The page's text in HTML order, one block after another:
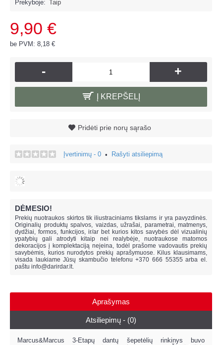
Prekyboje: Taip
9,90 €
be PVM: 8,18 €
- +
Į KREPŠELĮ
Pridėti prie norų sąrašo
Įvertinimų - 0 • Rašyti atsiliepimą
DĖMESIO!
Prekių nuotraukos skirtos tik iliustraciniams tikslams ir yra pavyzdinės.
Originalių produktų spalvos, vaizdas, užrašai, parametrai, matmenys,
dydžiai, formos, funkcijos, ir/ar bet kurios kitos savybės dėl vizualinių
ypatybių gali atrodyti kitaip nei realybėje, nuotraukose matomos
dekoracijos į komplektaciją neįeina, todėl prašome vadovautis prekių
savybėmis, kurios nurodytos prekių aprašymuose. Kilus klausimams,
visada laukiame Jūsų skambučio telefonu +370 666 55355 arba el.
paštu info@darirdar.lt.
Aprašymas
Atsiliepimų - (0)
Marcus&Marcus 3-Etapų dantų šepetėlių rinkinys buvo